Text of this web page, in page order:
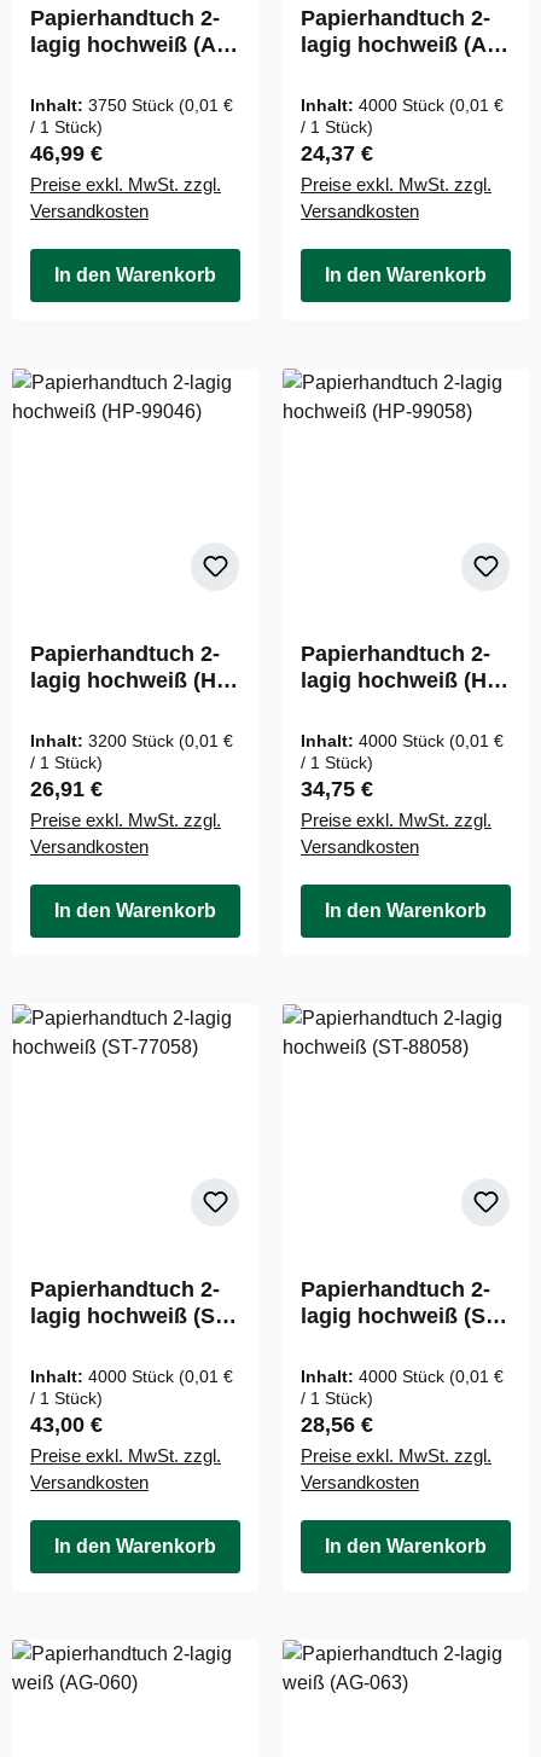
Papierhandtuch 2-
lagig hochweiß (AG-
Inhalt: 3750 Stück (0,01 €
/ 1 Stück)
Regulärer Preis:
46,99 €
Preise exkl. MwSt. zzgl.
Versandkosten
In den Warenkorb
Papierhandtuch 2-
lagig hochweiß (AG-
Inhalt: 4000 Stück (0,01 €
/ 1 Stück)
Regulärer Preis:
24,37 €
Preise exkl. MwSt. zzgl.
Versandkosten
In den Warenkorb
Papierhandtuch 2-
lagig hochweiß (HP-
Inhalt: 3200 Stück (0,01 €
/ 1 Stück)
Regulärer Preis:
26,91 €
Preise exkl. MwSt. zzgl.
Versandkosten
In den Warenkorb
Papierhandtuch 2-
lagig hochweiß (HP-
Inhalt: 4000 Stück (0,01 €
/ 1 Stück)
Regulärer Preis:
34,75 €
Preise exkl. MwSt. zzgl.
Versandkosten
In den Warenkorb
Papierhandtuch 2-
lagig hochweiß (ST-
Inhalt: 4000 Stück (0,01 €
/ 1 Stück)
Regulärer Preis:
43,00 €
Preise exkl. MwSt. zzgl.
Versandkosten
In den Warenkorb
Papierhandtuch 2-
lagig hochweiß (ST-
Inhalt: 4000 Stück (0,01 €
/ 1 Stück)
Regulärer Preis:
28,56 €
Preise exkl. MwSt. zzgl.
Versandkosten
In den Warenkorb